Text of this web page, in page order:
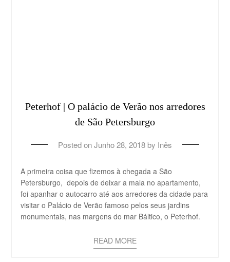
Peterhof | O palácio de Verão nos arredores
de São Petersburgo
Posted onJunho 28, 2018 by Inês
A primeira coisa que fizemos à chegada a São
Petersburgo, depois de deixar a mala no apartamento,
foi apanhar o autocarro até aos arredores da cidade para
visitar o Palácio de Verão famoso pelos seus jardins
monumentais, nas margens do mar Báltico, o Peterhof.
READ MORE